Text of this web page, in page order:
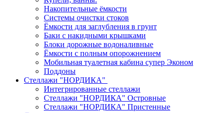
Накопительные ёмкости
Системы очистки стоков
Ёмкости для заглубления в грунт
Баки с накидными крышками
Блоки дорожные водоналивные
Ёмкости с полным опорожнением
Мобильная туалетная кабина супер Эконом
Поддоны
Стеллажи "НОРДИКА"
Интегрированные стеллажи
Стеллажи "НОРДИКА" Островные
Стеллажи "НОРДИКА" Пристенные